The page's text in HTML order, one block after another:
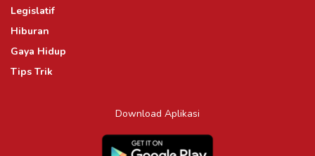
Legislatif
Hiburan
Gaya Hidup
Tips Trik
Download Aplikasi